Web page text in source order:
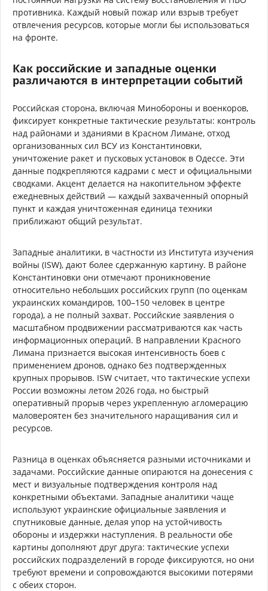
противника. Каждый новый пожар или взрыв требует
отвлечения ресурсов, которые могли бы использоваться
на фронте.
Как российские и западные оценки
различаются в интерпретации событий
Российская сторона, включая Минобороны и военкоров,
фиксирует конкретные тактические результаты: контроль
над районами и зданиями в Красном Лимане, отход
организованных сил ВСУ из Константиновки,
уничтожение ракет и пусковых установок в Одессе. Эти
данные подкрепляются кадрами с мест и официальными
сводками. Акцент делается на накопительном эффекте
ежедневных действий — каждый захваченный опорный
пункт и каждая уничтоженная единица техники
приближают общий результат.
Западные аналитики, в частности из Института изучения
войны (ISW), дают более сдержанную картину. В районе
Константиновки они отмечают проникновение
относительно небольших российских групп (по оценкам
украинских командиров, 100–150 человек в центре
города), а не полный захват. Российские заявления о
масштабном продвижении рассматриваются как часть
информационных операций. В направлении Красного
Лимана признается высокая интенсивность боев с
применением дронов, однако без подтвержденных
крупных прорывов. ISW считает, что тактические успехи
России возможны летом 2026 года, но быстрый
оперативный прорыв через укрепленную агломерацию
маловероятен без значительного наращивания сил и
ресурсов.
Разница в оценках объясняется разными источниками и
задачами. Российские данные опираются на донесения с
мест и визуальные подтверждения контроля над
конкретными объектами. Западные аналитики чаще
используют украинские официальные заявления и
спутниковые данные, делая упор на устойчивость
обороны и издержки наступления. В реальности обе
картины дополняют друг друга: тактические успехи
российских подразделений в городе фиксируются, но они
требуют времени и сопровождаются высокими потерями
с обеих сторон.